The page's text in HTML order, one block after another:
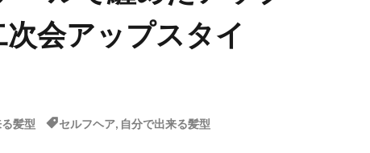
会アップスタイ
髪型 セルフヘア, 自分で出来る髪型